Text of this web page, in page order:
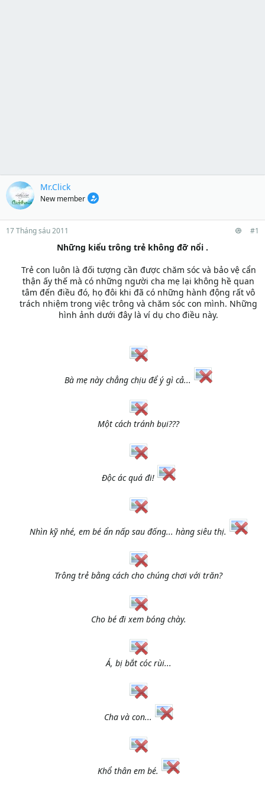
Mr.Click
New member
17 Tháng sáu 2011 #1
Những kiểu trông trẻ không đỡ nổi .
Trẻ con luôn là đối tượng cần được chăm sóc và bảo vệ cẩn
thận ấy thế mà có những người cha mẹ lại không hề quan
tâm đến điều đó, họ đôi khi đã có những hành động rất vô
trách nhiệm trong việc trông và chăm sóc con mình. Những
hình ảnh dưới đây là ví dụ cho điều này.
Bà mẹ này chẳng chịu để ý gì cả...
Một cách tránh bụi???
Độc ác quá đi!
Nhìn kỹ nhé, em bé ẩn nấp sau đống... hàng siêu thị.
Trông trẻ bằng cách cho chúng chơi với trăn?
Cho bé đi xem bóng chày.
Á, bị bắt cóc rùi...
Cha và con...
Khổ thân em bé.